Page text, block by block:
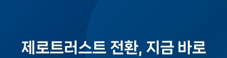
제로트러스트 전환, 지금 바로